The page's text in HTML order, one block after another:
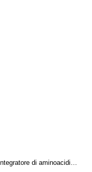
di aminoacidi…